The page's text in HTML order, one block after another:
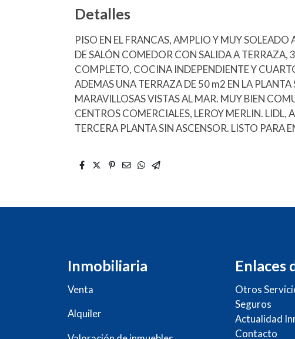
Detalles
PISO EN EL FRANCAS, AMPLIO Y MUY SOLEADO
DE SALÓN COMEDOR CON SALIDA A TERRAZA,
COMPLETO, COCINA INDEPENDIENTE Y
ADEMAS UNA TERRAZA DE 50 m2 EN LA
MARAVILLOSAS VISTAS AL MAR. MUY BIEN
CENTROS COMERCIALES, LEROY MERLIN. LIDL,
TERCERA PLANTA SIN ASCENSOR. LISTO PARA
Inmobiliaria
Venta
Alquiler
Enlaces
Otros
Seguros
Actualidad
Contacto